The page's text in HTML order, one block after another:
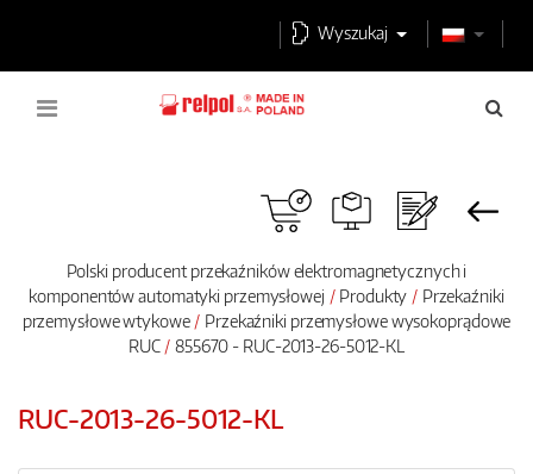
Wyszukaj
Polski producent przekaźników elektromagnetycznych i
komponentów automatyki przemysłowej
Produkty
Przekaźniki
przemysłowe wtykowe
Przekaźniki przemysłowe wysokoprądowe
RUC
855670 - RUC-2013-26-5012-KL
RUC-2013-26-5012-KL